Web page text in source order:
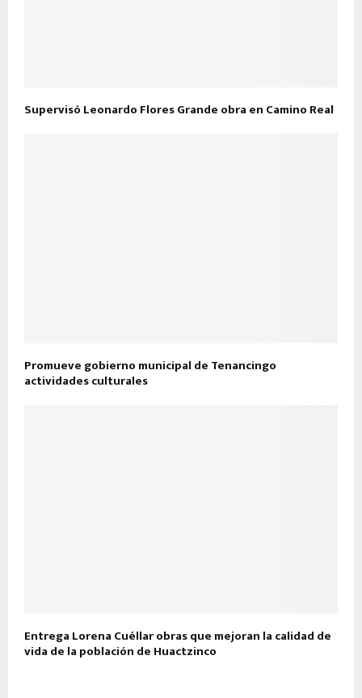
Supervisó Leonardo Flores Grande obra en Camino Real
Promueve gobierno municipal de Tenancingo
actividades culturales
Entrega Lorena Cuéllar obras que mejoran la calidad de
vida de la población de Huactzinco